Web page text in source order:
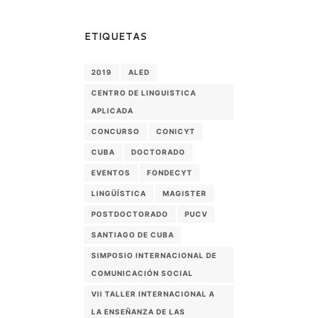
ETIQUETAS
2019 ALED
CENTRO DE LINGUISTICA
APLICADA
CONCURSO CONICYT
CUBA DOCTORADO
EVENTOS FONDECYT
LINGÜÍSTICA MAGISTER
POSTDOCTORADO PUCV
SANTIAGO DE CUBA
SIMPOSIO INTERNACIONAL DE
COMUNICACIÓN SOCIAL
VII TALLER INTERNACIONAL A
LA ENSEÑANZA DE LAS